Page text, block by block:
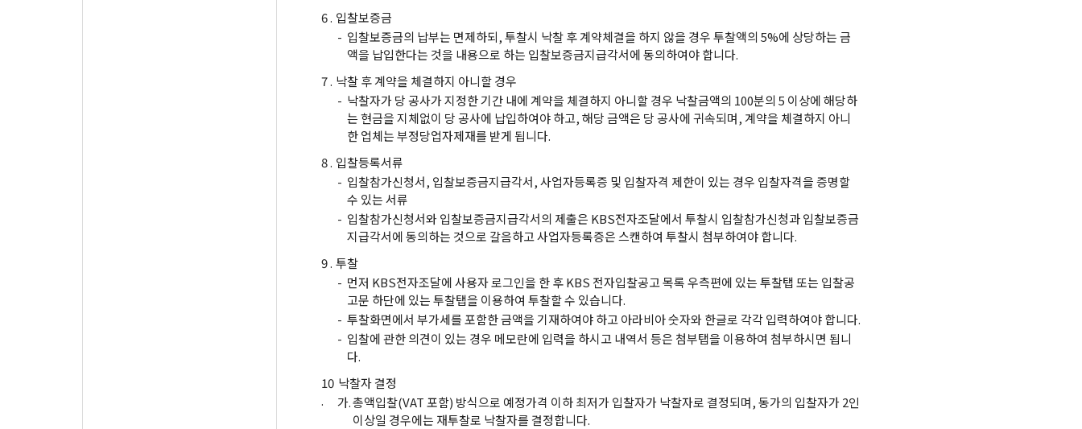
6 . 입찰보증금
- 입찰보증금의 납부는 면제하되, 투찰시 낙찰 후 계약체결을 하지 않을 경우 투찰액의 5%에 상당하는 금
액을 납입한다는 것을 내용으로 하는 입찰보증금지급각서에 동의하여야 합니다.
7 . 낙찰 후 계약을 체결하지 아니할 경우
- 낙찰자가 당 공사가 지정한 기간 내에 계약을 체결하지 아니할 경우 낙찰금액의 100분의 5 이상에 해당하
는 현금을 지체없이 당 공사에 납입하여야 하고, 해당 금액은 당 공사에 귀속되며, 계약을 체결하지 아니
한 업체는 부정당업자제재를 받게 됩니다.
8 . 입찰등록서류
- 입찰참가신청서, 입찰보증금지급각서, 사업자등록증 및 입찰자격 제한이 있는 경우 입찰자격을 증명할
수 있는 서류
- 입찰참가신청서와 입찰보증금지급각서의 제출은 KBS전자조달에서 투찰시 입찰참가신청과 입찰보증금
지급각서에 동의하는 것으로 갈음하고 사업자등록증은 스캔하여 투찰시 첨부하여야 합니다.
9 . 투찰
- 먼저 KBS전자조달에 사용자 로그인을 한 후 KBS 전자입찰공고 목록 우측편에 있는 투찰탭 또는 입찰공
고문 하단에 있는 투찰탭을 이용하여 투찰할 수 있습니다.
- 투찰화면에서 부가세를 포함한 금액을 기재하여야 하고 아라비아 숫자와 한글로 각각 입력하여야 합니다.
- 입찰에 관한 의견이 있는 경우 메모란에 입력을 하시고 내역서 등은 첨부탭을 이용하여 첨부하시면 됩니
다.
10
.
낙찰자 결정
가.총액입찰(VAT 포함) 방식으로 예정가격 이하 최저가 입찰자가 낙찰자로 결정되며, 동가의 입찰자가 2인
이상일 경우에는 재투찰로 낙찰자를 결정합니다.